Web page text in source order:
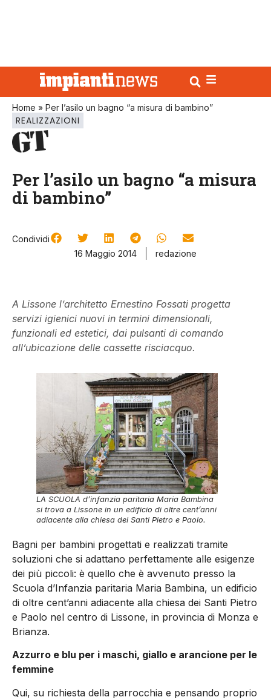
Home » Per l’asilo un bagno “a misura di bambino”
REALIZZAZIONI
Per l’asilo un bagno “a misura
di bambino”
Condividi
16 Maggio 2014
redazione
A Lissone l’architetto Ernestino Fossati progetta
servizi igienici nuovi in termini dimensionali,
funzionali ed estetici, dai pulsanti di comando
all’ubicazione delle cassette risciacquo.
LA SCUOLA d’infanzia paritaria Maria Bambina
si trova a Lissone in un edificio di oltre cent’anni
adiacente alla chiesa dei Santi Pietro e Paolo.
Bagni per bambini progettati e realizzati tramite
soluzioni che si adattano perfettamente alle esigenze
dei più piccoli: è quello che è avvenuto presso la
Scuola d’Infanzia paritaria Maria Bambina, un edificio
di oltre cent’anni adiacente alla chiesa dei Santi Pietro
e Paolo nel centro di Lissone, in provincia di Monza e
Brianza.
Azzurro e blu per i maschi, giallo e arancione per le
femmine
Qui, su richiesta della parrocchia e pensando proprio